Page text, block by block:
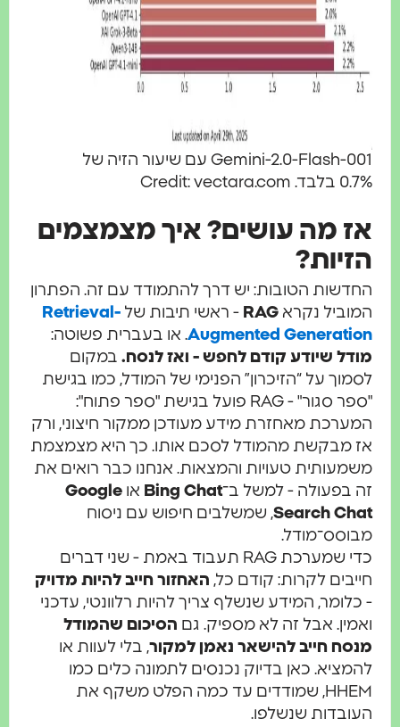
Gemini-2.0-Flash-001 עם שיעור הזיה של
0.7% בלבד. Credit: vectara.com
אז מה עושים? איך מצמצמים
הזיות?
החדשות הטובות: יש דרך להתמודד עם זה. הפתרון
המוביל נקראRAG- ראשי תיבות שלRetrieval-
Augmented Generation. או בעברית פשוטה:
מודל שיודע קודם לחפש - ואז לנסח.במקום
לסמוך על “הזיכרון” הפנימי של המודל, כמו בגישת
"ספר סגור" - RAG פועל בגישת "ספר פתוח":
המערכת מאחזרת מידע מעודכן ממקור חיצוני, ורק
אז מבקשת מהמודל לסכם אותו. כך היא מצמצמת
משמעותית טעויות והמצאות. אנחנו כבר רואים את
זה בפעולה - למשל ב־ Bing Chatאו Google
Search Chat, שמשלבים חיפוש עם ניסוח
מבוסס־מודל.
כדי שמערכת RAG תעבוד באמת - שני דברים
חייבים לקרות: קודם כל,האחזור חייב להיות מדויק
- כלומר, המידע שנשלף צריך להיות רלוונטי, עדכני
ואמין. אבל זה לא מספיק. גם הסיכום שהמודל
מנסח חייב להישאר נאמן למקור, בלי לעוות או
להמציא. כאן בדיוק נכנסים לתמונה כלים כמו
HHEM, שמודדים עד כמה הפלט משקף את
העובדות שנשלפו.